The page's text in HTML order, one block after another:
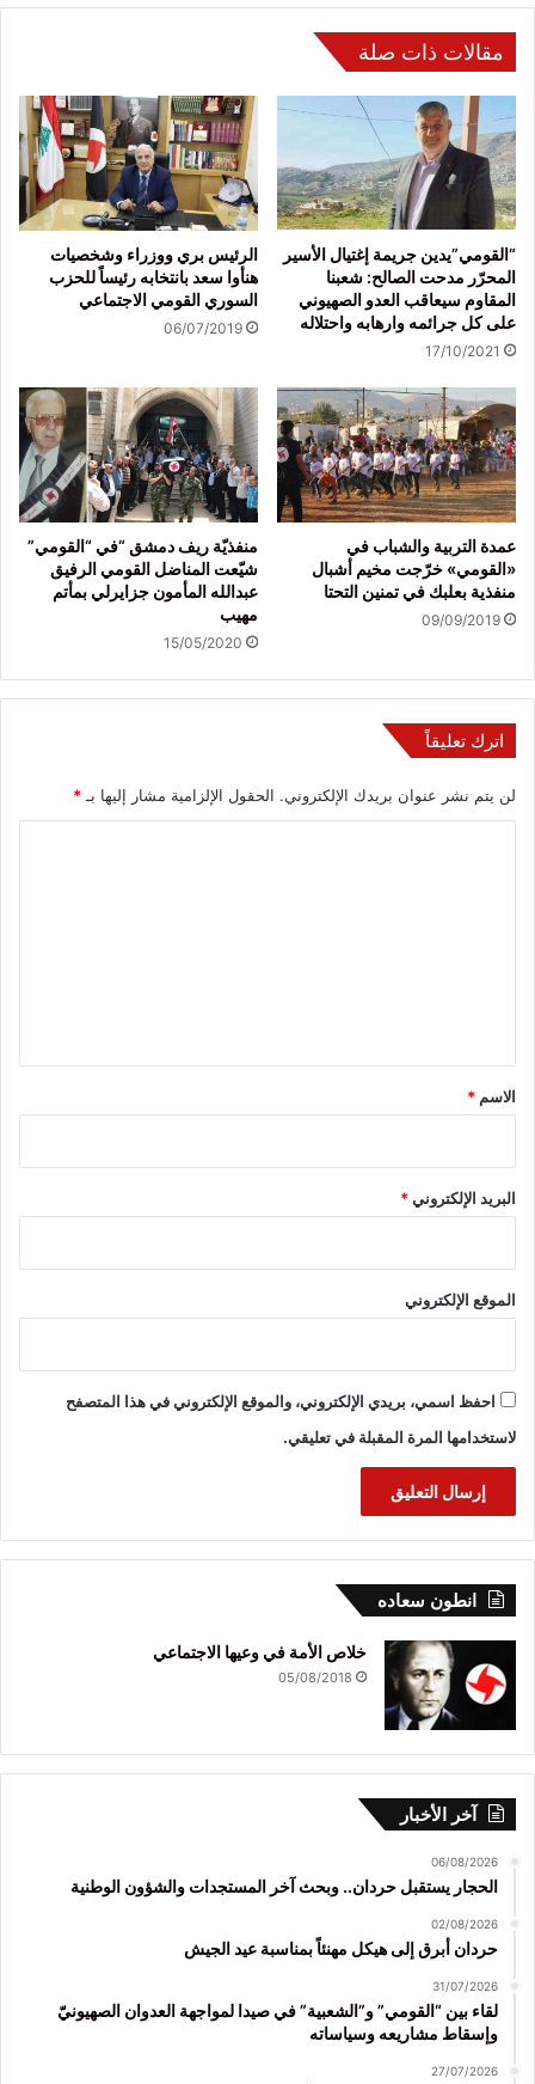
مقالات ذات صلة
“القومي”يدين جريمة إغتيال الأسير
المحرّر مدحت الصالح: شعبنا
المقاوم سيعاقب العدو الصهيوني
على كل جرائمه وارهابه واحتلاله
17/10/2021
الرئيس بري ووزراء وشخصيات
هنأوا سعد بانتخابه رئيساً للحزب
السوري القومي الاجتماعي
06/07/2019
عمدة التربية والشباب في
«القومي» خرّجت مخيم أشبال
منفذية بعلبك في تمنين التحتا
09/09/2019
منفذيّة ريف دمشق “في “القومي”
شيّعت المناضل القومي الرفيق
عبدالله المأمون جزايرلي بمأتم
مهيب
15/05/2020
اترك تعليقاً
لن يتم نشر عنوان بريدك الإلكتروني. الحقول الإلزامية مشار إليها بـ *
*
الاسم *
البريد الإلكتروني*
الموقع الإلكتروني
احفظ اسمي، بريدي الإلكتروني، والموقع الإلكتروني في هذا المتصفح
لاستخدامها المرة المقبلة في تعليقي.
انطون سعاده
خلاص الأمة في وعيها الاجتماعي
05/08/2018
آخر الأخبار
06/08/2026
الحجار يستقبل حردان.. وبحث آخر المستجدات والشؤون الوطنية
02/08/2026
حردان أبرق إلى هيكل مهنئاً بمناسبة عيد الجيش
31/07/2026
لقاء بين “القومي” و”الشعبية” في صيدا لمواجهة العدوان الصهيونيّ
وإسقاط مشاريعه وسياساته
27/07/2026